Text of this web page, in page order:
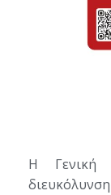
Η Γενική